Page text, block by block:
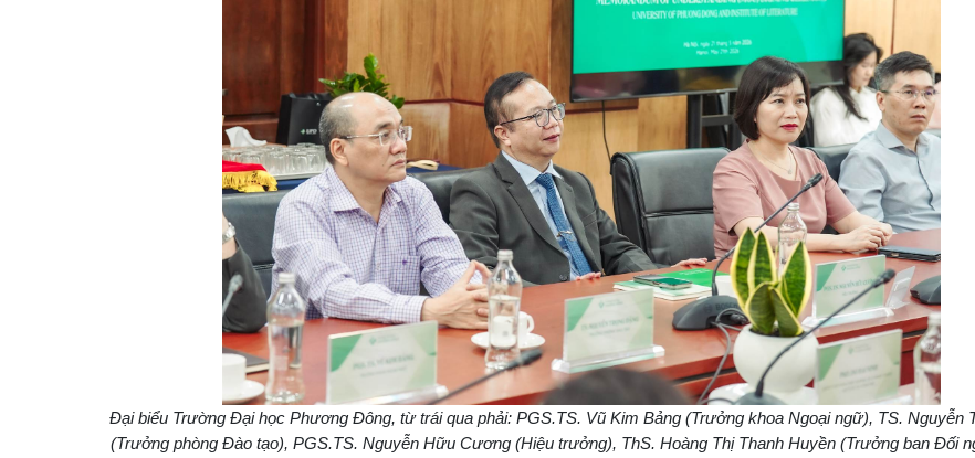
Đại biểu Trường Đại học Phương Đông, từ trái qua phải: PGS.TS. Vũ Kim Bảng (Trưởng khoa Ngoại ngữ), TS. Nguyễn
(Trưởng phòng Đào tạo), PGS.TS. Nguyễn Hữu Cương (Hiệu trưởng), ThS. Hoàng Thị Thanh Huyền (Trưởng ban Đối